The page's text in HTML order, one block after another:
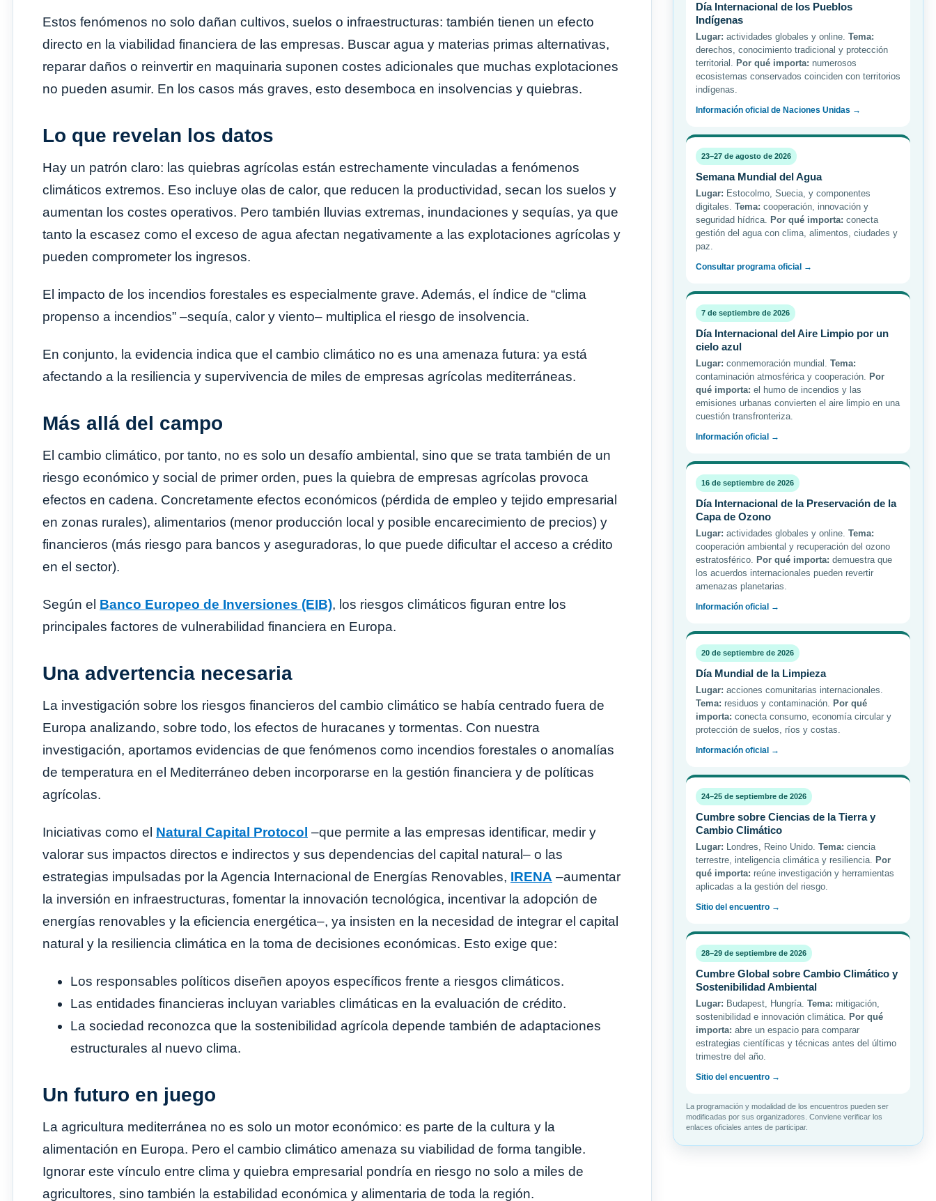
Estos fenómenos no solo dañan cultivos, suelos o infraestructuras: también tienen un efecto
directo en la viabilidad financiera de las empresas. Buscar agua y materias primas alternativas,
reparar daños o reinvertir en maquinaria suponen costes adicionales que muchas explotaciones
no pueden asumir. En los casos más graves, esto desemboca en insolvencias y quiebras.
Lo que revelan los datos
Hay un patrón claro: las quiebras agrícolas están estrechamente vinculadas a fenómenos
climáticos extremos. Eso incluye olas de calor, que reducen la productividad, secan los suelos y
aumentan los costes operativos. Pero también lluvias extremas, inundaciones y sequías, ya que
tanto la escasez como el exceso de agua afectan negativamente a las explotaciones agrícolas y
pueden comprometer los ingresos.
El impacto de los incendios forestales es especialmente grave. Además, el índice de “clima
propenso a incendios” –sequía, calor y viento– multiplica el riesgo de insolvencia.
En conjunto, la evidencia indica que el cambio climático no es una amenaza futura: ya está
afectando a la resiliencia y supervivencia de miles de empresas agrícolas mediterráneas.
Más allá del campo
El cambio climático, por tanto, no es solo un desafío ambiental, sino que se trata también de un
riesgo económico y social de primer orden, pues la quiebra de empresas agrícolas provoca
efectos en cadena. Concretamente efectos económicos (pérdida de empleo y tejido empresarial
en zonas rurales), alimentarios (menor producción local y posible encarecimiento de precios) y
financieros (más riesgo para bancos y aseguradoras, lo que puede dificultar el acceso a crédito
en el sector).
Según el Banco Europeo de Inversiones (EIB), los riesgos climáticos figuran entre los
principales factores de vulnerabilidad financiera en Europa.
Una advertencia necesaria
La investigación sobre los riesgos financieros del cambio climático se había centrado fuera de
Europa analizando, sobre todo, los efectos de huracanes y tormentas. Con nuestra
investigación, aportamos evidencias de que fenómenos como incendios forestales o anomalías
de temperatura en el Mediterráneo deben incorporarse en la gestión financiera y de políticas
agrícolas.
Iniciativas como el Natural Capital Protocol –que permite a las empresas identificar, medir y
valorar sus impactos directos e indirectos y sus dependencias del capital natural– o las
estrategias impulsadas por la Agencia Internacional de Energías Renovables, IRENA –aumentar
la inversión en infraestructuras, fomentar la innovación tecnológica, incentivar la adopción de
energías renovables y la eficiencia energética–, ya insisten en la necesidad de integrar el capital
natural y la resiliencia climática en la toma de decisiones económicas. Esto exige que:
Los responsables políticos diseñen apoyos específicos frente a riesgos climáticos.
Las entidades financieras incluyan variables climáticas en la evaluación de crédito.
La sociedad reconozca que la sostenibilidad agrícola depende también de adaptaciones
estructurales al nuevo clima.
Un futuro en juego
La agricultura mediterránea no es solo un motor económico: es parte de la cultura y la
alimentación en Europa. Pero el cambio climático amenaza su viabilidad de forma tangible.
Ignorar este vínculo entre clima y quiebra empresarial pondría en riesgo no solo a miles de
agricultores, sino también la estabilidad económica y alimentaria de toda la región.
Día Internacional de los Pueblos
Indígenas
Lugar: actividades globales y online. Tema:
derechos, conocimiento tradicional y protección
territorial. Por qué importa: numerosos
ecosistemas conservados coinciden con territorios
indígenas.
Información oficial de Naciones Unidas →
23–27 de agosto de 2026
Semana Mundial del Agua
Lugar: Estocolmo, Suecia, y componentes
digitales. Tema: cooperación, innovación y
seguridad hídrica. Por qué importa: conecta
gestión del agua con clima, alimentos, ciudades y
paz.
Consultar programa oficial →
7 de septiembre de 2026
Día Internacional del Aire Limpio por un
cielo azul
Lugar: conmemoración mundial. Tema:
contaminación atmosférica y cooperación. Por
qué importa: el humo de incendios y las
emisiones urbanas convierten el aire limpio en una
cuestión transfronteriza.
Información oficial →
16 de septiembre de 2026
Día Internacional de la Preservación de la
Capa de Ozono
Lugar: actividades globales y online. Tema:
cooperación ambiental y recuperación del ozono
estratosférico. Por qué importa: demuestra que
los acuerdos internacionales pueden revertir
amenazas planetarias.
Información oficial →
20 de septiembre de 2026
Día Mundial de la Limpieza
Lugar: acciones comunitarias internacionales.
Tema: residuos y contaminación. Por qué
importa: conecta consumo, economía circular y
protección de suelos, ríos y costas.
Información oficial →
24–25 de septiembre de 2026
Cumbre sobre Ciencias de la Tierra y
Cambio Climático
Lugar: Londres, Reino Unido. Tema: ciencia
terrestre, inteligencia climática y resiliencia. Por
qué importa: reúne investigación y herramientas
aplicadas a la gestión del riesgo.
Sitio del encuentro →
28–29 de septiembre de 2026
Cumbre Global sobre Cambio Climático y
Sostenibilidad Ambiental
Lugar: Budapest, Hungría. Tema: mitigación,
sostenibilidad e innovación climática. Por qué
importa: abre un espacio para comparar
estrategias científicas y técnicas antes del último
trimestre del año.
Sitio del encuentro →
La programación y modalidad de los encuentros pueden ser
modificadas por sus organizadores. Conviene verificar los
enlaces oficiales antes de participar.